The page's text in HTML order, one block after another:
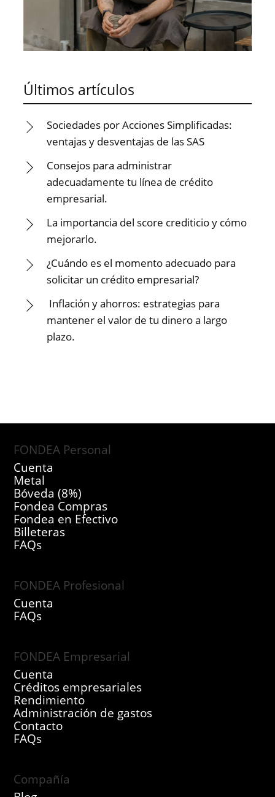
Últimos artículos
Sociedades por Acciones Simplificadas:
ventajas y desventajas de las SAS
Consejos para administrar
adecuadamente tu línea de crédito
empresarial.
La importancia del score crediticio y cómo
mejorarlo.
¿Cuándo es el momento adecuado para
solicitar un crédito empresarial?
Inflación y ahorros: estrategias para
mantener el valor de tu dinero a largo
plazo.
FONDEA Personal
Cuenta
Metal
Bóveda (8%)
Fondea Compras
Fondea en Efectivo
Billeteras
FAQs
FONDEA Profesional
Cuenta
FAQs
FONDEA Empresarial
Cuenta
Créditos empresariales
Rendimiento
Administración de gastos
Contacto
FAQs
Compañía